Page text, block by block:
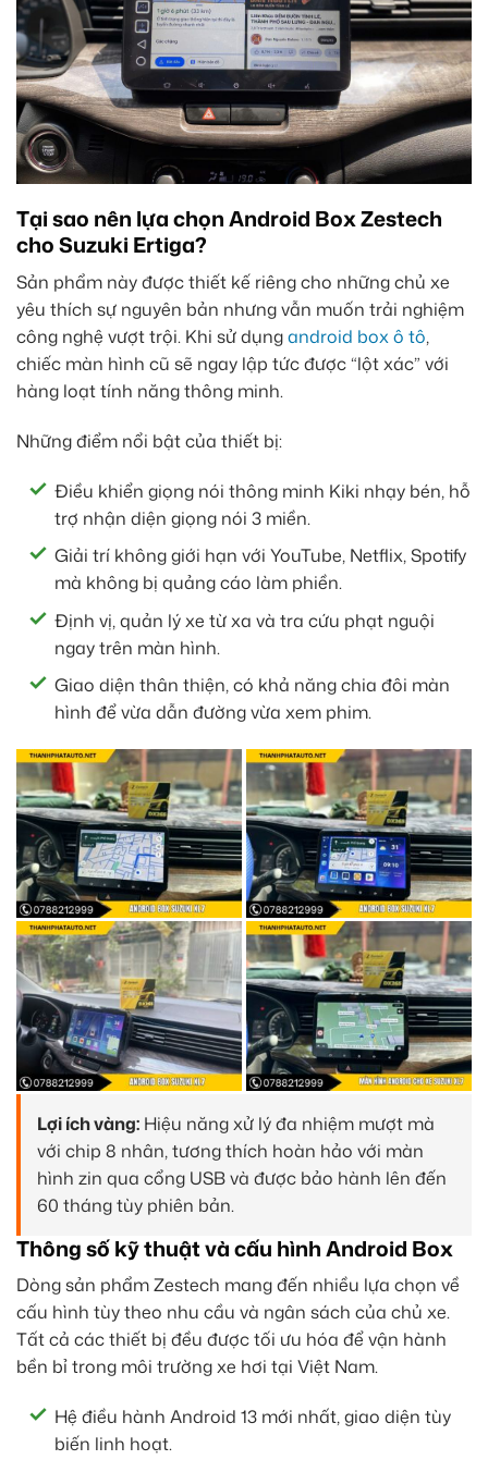
Tại sao nên lựa chọn Android Box Zestech
cho Suzuki Ertiga?
Sản phẩm này được thiết kế riêng cho những chủ xe
yêu thích sự nguyên bản nhưng vẫn muốn trải nghiệm
công nghệ vượt trội. Khi sử dụngandroid box ô tô,
chiếc màn hình cũ sẽ ngay lập tức được “lột xác” với
hàng loạt tính năng thông minh.
Những điểm nổi bật của thiết bị:
Điều khiển giọng nói thông minh Kiki nhạy bén, hỗ
trợ nhận diện giọng nói 3 miền.
Giải trí không giới hạn với YouTube, Netflix, Spotify
mà không bị quảng cáo làm phiền.
Định vị, quản lý xe từ xa và tra cứu phạt nguội
ngay trên màn hình.
Giao diện thân thiện, có khả năng chia đôi màn
hình để vừa dẫn đường vừa xem phim.
Lợi ích vàng: Hiệu năng xử lý đa nhiệm mượt mà
với chip 8 nhân, tương thích hoàn hảo với màn
hình zin qua cổng USB và được bảo hành lên đến
60 tháng tùy phiên bản.
Thông số kỹ thuật và cấu hình Android Box
Dòng sản phẩm Zestech mang đến nhiều lựa chọn về
cấu hình tùy theo nhu cầu và ngân sách của chủ xe.
Tất cả các thiết bị đều được tối ưu hóa để vận hành
bền bỉ trong môi trường xe hơi tại Việt Nam.
Hệ điều hành Android 13 mới nhất, giao diện tùy
biến linh hoạt.